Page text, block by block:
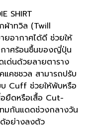
SHIRT
ผ้าทวิล (Twill
ยอากาศได้ดี ช่วยให้
กาศร้อนชื้นของญี่ปุ่น
เด่นด้วยลายตาราง
แคชชวล สามารถปรับ
Cuff ช่วยให้พับหรือ
ยืดหรือเสื้อ Cut-
มกันแดดช่วงกลางวัน
ด้อย่างลงตัว